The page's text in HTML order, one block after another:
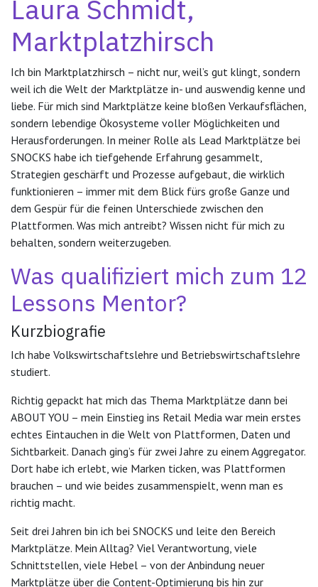
Laura Schmidt,
Marktplatzhirsch
Ich bin Marktplatzhirsch – nicht nur, weil’s gut klingt, sondern
weil ich die Welt der Marktplätze in- und auswendig kenne und
liebe. Für mich sind Marktplätze keine bloßen Verkaufsflächen,
sondern lebendige Ökosysteme voller Möglichkeiten und
Herausforderungen. In meiner Rolle als Lead Marktplätze bei
SNOCKS habe ich tiefgehende Erfahrung gesammelt,
Strategien geschärft und Prozesse aufgebaut, die wirklich
funktionieren – immer mit dem Blick fürs große Ganze und
dem Gespür für die feinen Unterschiede zwischen den
Plattformen. Was mich antreibt? Wissen nicht für mich zu
behalten, sondern weiterzugeben.
Was qualifiziert mich zum 12
Lessons Mentor?
Kurzbiografie
Ich habe Volkswirtschaftslehre und Betriebswirtschaftslehre
studiert.
Richtig gepackt hat mich das Thema Marktplätze dann bei
ABOUT YOU – mein Einstieg ins Retail Media war mein erstes
echtes Eintauchen in die Welt von Plattformen, Daten und
Sichtbarkeit. Danach ging’s für zwei Jahre zu einem Aggregator.
Dort habe ich erlebt, wie Marken ticken, was Plattformen
brauchen – und wie beides zusammenspielt, wenn man es
richtig macht.
Seit drei Jahren bin ich bei SNOCKS und leite den Bereich
Marktplätze. Mein Alltag? Viel Verantwortung, viele
Schnittstellen, viele Hebel – von der Anbindung neuer
Marktplätze über die Content-Optimierung bis hin zur